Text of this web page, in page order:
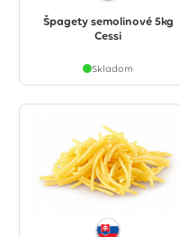
Špagety semolinové 5kg
Cessi
Skladom